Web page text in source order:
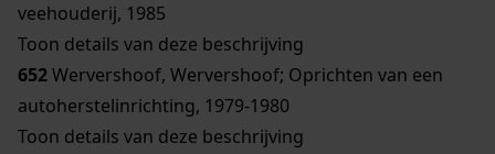
veehouderij, 1985
Toon details van deze beschrijving
652Wervershoof, Wervershoof; Oprichten van een
autoherstelinrichting, 1979-1980
Toon details van deze beschrijving